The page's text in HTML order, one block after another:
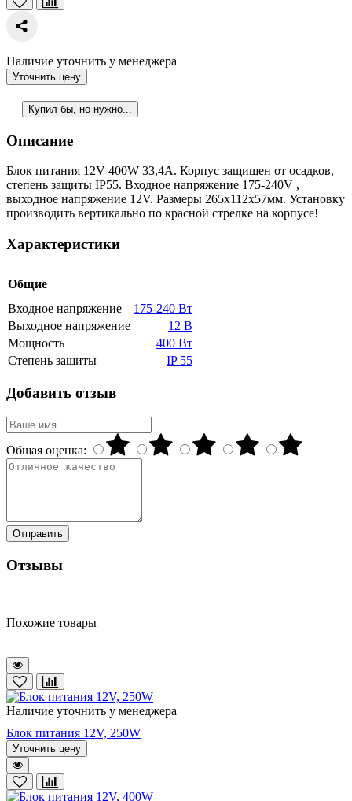
Наличие уточнить у менеджера
Уточнить цену
Купил бы, но нужно...
Описание
Блок питания 12V 400W 33,4A. Корпус защищен от осадков,
степень защиты IP55. Входное напряжение 175-240V ,
выходное напряжение 12V. Размеры 265x112x57мм. Установку
производить вертикально по красной стрелке на корпусе!
Характеристики
Общие
Входное напряжение
175-240 Вт
Выходное напряжение
12 В
Мощность
400 Вт
Степень защиты
IP 55
Добавить отзыв
Общая оценка:
Отправить
Отзывы
Похожие товары
Наличие уточнить у менеджера
Блок питания 12V, 250W
Уточнить цену